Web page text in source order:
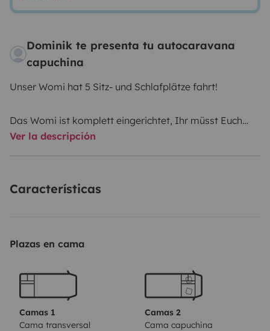
Dominik te presenta tu autocaravana
capuchina
Unser Womi hat 5 Sitz- und Schlafplätze fahrt!
Das Womi ist komplett eingerichtet, Ihr müsst Euch
also um nichts weiter kümmern lediglich persönliche
- 2 Achsen
- Schaltgetriebe
- 5 Schlafplätze
Ver la descripción
Características
Plazas en cama
Camas 1
Cama transversal
Camas 2
Cama capuchina